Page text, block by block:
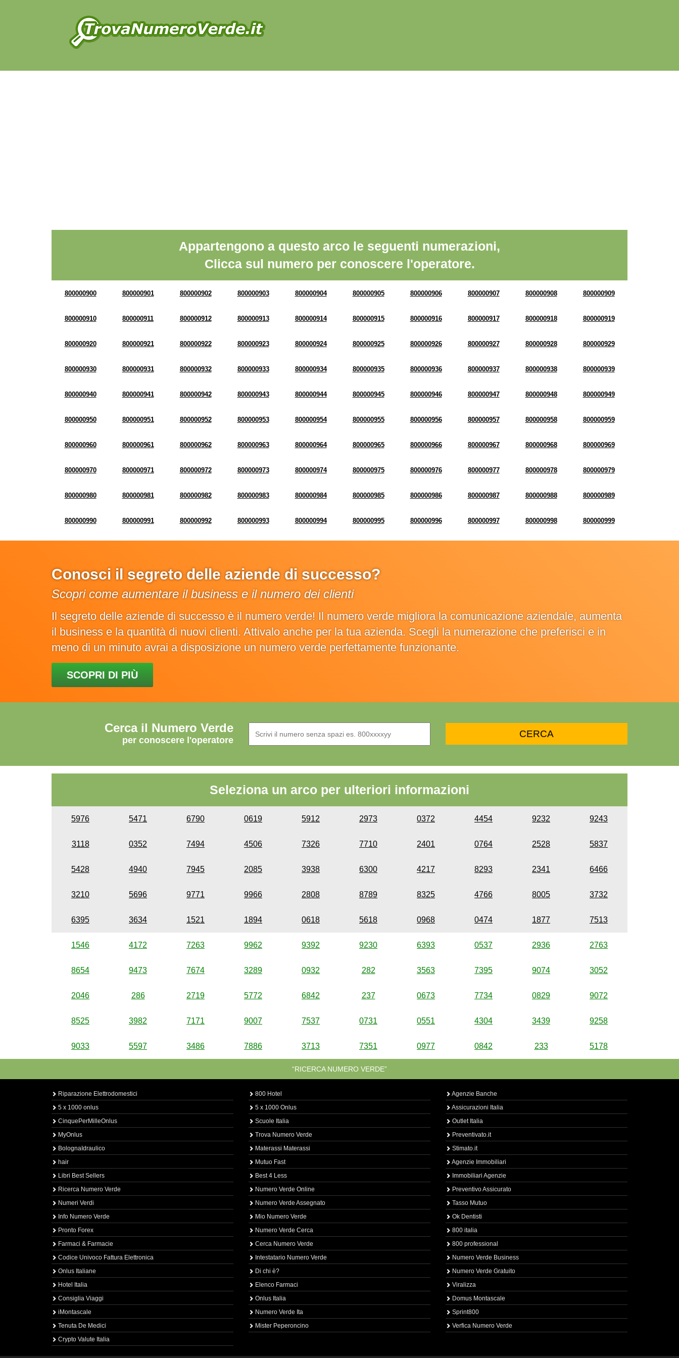
Appartengono a questo arco le seguenti numerazioni,
Clicca sul numero per conoscere l'operatore.
800000900 800000901 800000902 800000903 800000904 800000905 800000906 800000907 800000908 800000909
800000910 800000911 800000912 800000913 800000914 800000915 800000916 800000917 800000918 800000919
800000920 800000921 800000922 800000923 800000924 800000925 800000926 800000927 800000928 800000929
800000930 800000931 800000932 800000933 800000934 800000935 800000936 800000937 800000938 800000939
800000940 800000941 800000942 800000943 800000944 800000945 800000946 800000947 800000948 800000949
800000950 800000951 800000952 800000953 800000954 800000955 800000956 800000957 800000958 800000959
800000960 800000961 800000962 800000963 800000964 800000965 800000966 800000967 800000968 800000969
800000970 800000971 800000972 800000973 800000974 800000975 800000976 800000977 800000978 800000979
800000980 800000981 800000982 800000983 800000984 800000985 800000986 800000987 800000988 800000989
800000990 800000991 800000992 800000993 800000994 800000995 800000996 800000997 800000998 800000999
Conosci il segreto delle aziende di successo?
Scopri come aumentare il business e il numero dei clienti
Il segreto delle aziende di successo è il numero verde! Il numero verde migliora la comunicazione aziendale, aumenta
il business e la quantità di nuovi clienti. Attivalo anche per la tua azienda. Scegli la numerazione che preferisci e in
meno di un minuto avrai a disposizione un numero verde perfettamente funzionante.
SCOPRI DI PIÙ
Cerca il Numero Verde
per conoscere l'operatore
Seleziona un arco per ulteriori informazioni
5976 5471 6790 0619 5912 2973 0372 4454 9232 9243
3118 0352 7494 4506 7326 7710 2401 0764 2528 5837
5428 4940 7945 2085 3938 6300 4217 8293 2341 6466
3210 5696 9771 9966 2808 8789 8325 4766 8005 3732
6395 3634 1521 1894 0618 5618 0968 0474 1877 7513
1546 4172 7263 9962 9392 9230 6393 0537 2936 2763
8654 9473 7674 3289 0932 282 3563 7395 9074 3052
2046 286 2719 5772 6842 237 0673 7734 0829 9072
8525 3982 7171 9007 7537 0731 0551 4304 3439 9258
9033 5597 3486 7886 3713 7351 0977 0842 233 5178
“RICERCA NUMERO VERDE”
Riparazione Elettrodomestici
5 x 1000 onlus
CinquePerMilleOnlus
MyOnlus
BolognaIdraulico
hair
Libri Best Sellers
Ricerca Numero Verde
Numeri Verdi
Info Numero Verde
Pronto Forex
Farmaci & Farmacie
Codice Univoco Fattura Elettronica
Onlus Italiane
Hotel Italia
Consiglia Viaggi
iMontascale
Tenuta De Medici
Crypto Valute Italia
800 Hotel
5 x 1000 Onlus
Scuole Italia
Trova Numero Verde
Materassi Materassi
Mutuo Fast
Best 4 Less
Numero Verde Online
Numero Verde Assegnato
Mio Numero Verde
Numero Verde Cerca
Cerca Numero Verde
Intestatario Numero Verde
Di chi è?
Elenco Farmaci
Onlus Italia
Numero Verde Ita
Mister Peperoncino
Agenzie Banche
Assicurazioni Italia
Outlet Italia
Preventivato.it
Stimato.it
Agenzie Immobiliari
Immobiliari Agenzie
Preventivo Assicurato
Tasso Mutuo
Ok Dentisti
800 italia
800 professional
Numero Verde Business
Numero Verde Gratuito
Viralizza
Domus Montascale
Sprint800
Verfica Numero Verde